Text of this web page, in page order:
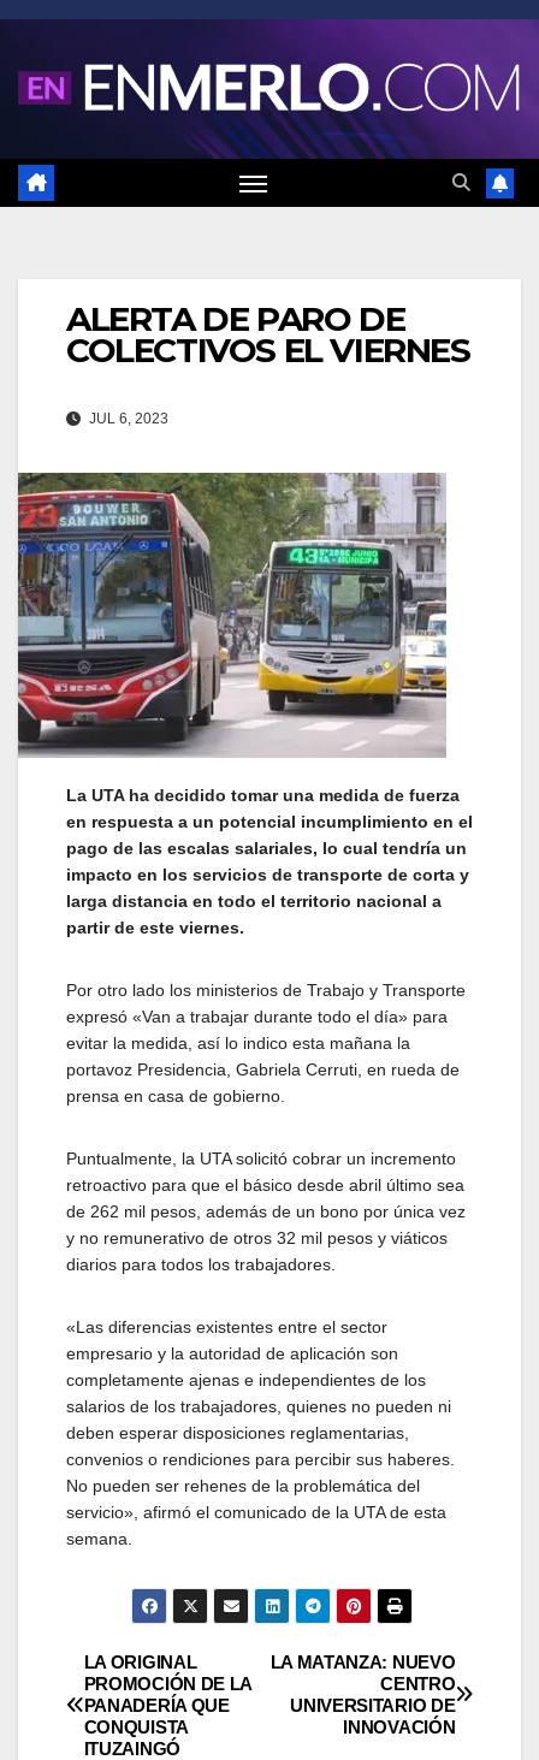
Saltar
contenido
ALERTA DE PARO DE
COLECTIVOS EL VIERNES
JUL 6, 2023
La UTA ha decidido tomar una medida de fuerza
en respuesta a un potencial incumplimiento en el
pago de las escalas salariales, lo cual tendría un
impacto en los servicios de transporte de corta y
larga distancia en todo el territorio nacional a
partir de este viernes.
Por otro lado los ministerios de Trabajo y Transporte
expresó «Van a trabajar durante todo el día» para
evitar la medida, así lo indico esta mañana la
portavoz Presidencia, Gabriela Cerruti, en rueda de
prensa en casa de gobierno.
Puntualmente, la UTA solicitó cobrar un incremento
retroactivo para que el básico desde abril último sea
de 262 mil pesos, además de un bono por única vez
y no remunerativo de otros 32 mil pesos y viáticos
diarios para todos los trabajadores.
«Las diferencias existentes entre el sector
empresario y la autoridad de aplicación son
completamente ajenas e independientes de los
salarios de los trabajadores, quienes no pueden ni
deben esperar disposiciones reglamentarias,
convenios o rendiciones para percibir sus haberes.
No pueden ser rehenes de la problemática del
servicio», afirmó el comunicado de la UTA de esta
semana.
Navegación
de
LA MATANZA: NUEVO
CENTRO
UNIVERSITARIO DE
INNOVACIÓN
LA ORIGINAL
PROMOCIÓN DE LA
PANADERÍA QUE
CONQUISTA
ITUZAINGÓ